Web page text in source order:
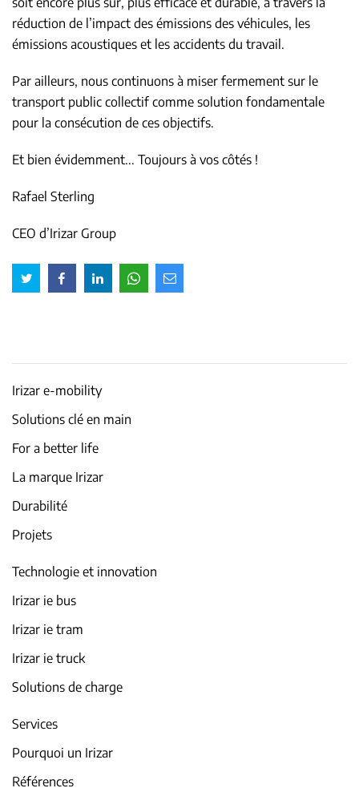
réduction de l’impact des émissions des véhicules, les
émissions acoustiques et les accidents du travail.
Par ailleurs, nous continuons à miser fermement sur le
transport public collectif comme solution fondamentale
pour la consécution de ces objectifs.
Et bien évidemment... Toujours à vos côtés !
Rafael Sterling
CEO d’Irizar Group
Irizar e-mobility
Solutions clé en main
For a better life
La marque Irizar
Durabilité
Projets
Technologie et innovation
Irizar ie bus
Irizar ie tram
Irizar ie truck
Solutions de charge
Services
Pourquoi un Irizar
Références